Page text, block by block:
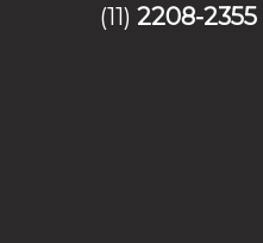
(11) 2208-2355